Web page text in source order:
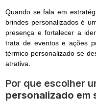
Quando se fala em
brindes personalizados é
presença e fortalecer a
trata de eventos e ações
térmico personalizado se
atrativa.
Por que escolher
personalizado em